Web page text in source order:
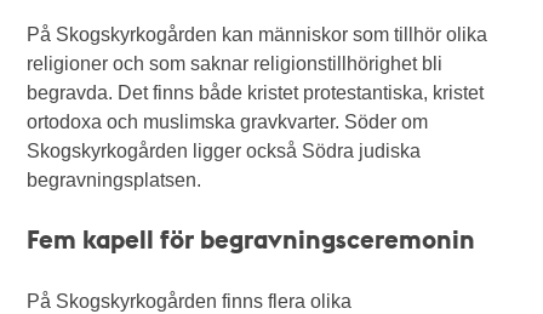
På Skogskyrkogården kan människor som tillhör olika
religioner och som saknar religionstillhörighet bli
begravda. Det finns både kristet protestantiska, kristet
ortodoxa och muslimska gravkvarter. Söder om
Skogskyrkogården ligger också Södra judiska
begravningsplatsen.
Fem kapell för begravningsceremonin
På Skogskyrkogården finns flera olika